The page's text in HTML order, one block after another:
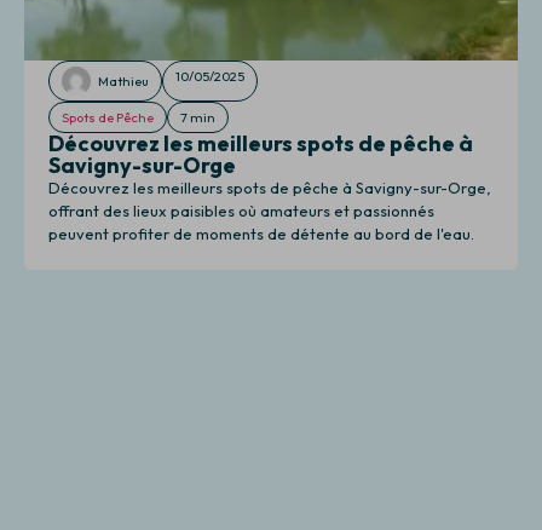
Mathieu 10/05/2025
Spots de Pêche 7 min
Découvrez les meilleurs spots de pêche à
Savigny-sur-Orge
Découvrez les meilleurs spots de pêche à Savigny-sur-Orge,
offrant des lieux paisibles où amateurs et passionnés
peuvent profiter de moments de détente au bord de l'eau.